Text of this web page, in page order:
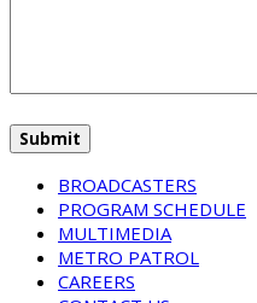
BROADCASTERS
PROGRAM SCHEDULE
MULTIMEDIA
METRO PATROL
CAREERS